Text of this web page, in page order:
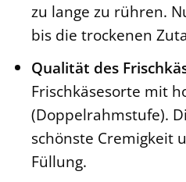
zu lange zu rühren.
bis die trockenen
Qualität des
Frischkäsesorte mit
(Doppelrahmstufe).
schönste Cremigkeit
Füllung.